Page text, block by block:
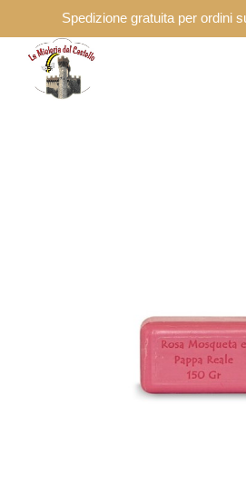
Spedizione gratuita per ordini